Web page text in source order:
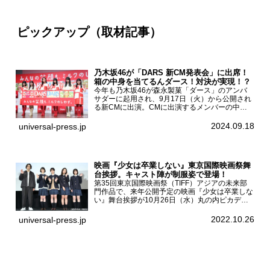
ピックアップ（取材記事）
乃木坂46が「DARS 新CM発表会」に出席！
箱の中身を当てるんダース！対決が実現！？
今年も乃木坂46が森永製菓「ダース」のアンバ
サダーに起用され、9月17日（火）から公開され
る新CMに出演。CMに出演するメンバーの中か
一ノ瀬美空、菅原咲月が都内にて開催された
universal-press.jp 2024.09.18
映画『少女は卒業しない』東京国際映画祭舞
台挨拶。キャスト陣が制服姿で登場！
第35回東京国際映画祭（TIFF）アジアの未来部
門作品で、来年公開予定の映画『少女は卒業しな
い』舞台挨拶が10月26日（水）丸の内ピカデリ
宮山莉渚、中井友望、監督の中川駿が登壇。映画
universal-press.jp 2022.10.26